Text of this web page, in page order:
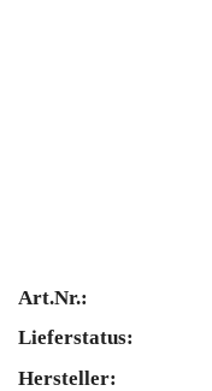
Art.Nr.:
Lieferstatus:
Hersteller: